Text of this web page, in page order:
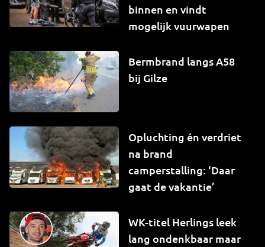
binnen en vindt
mogelijk vuurwapen
Bermbrand langs A58
bij Gilze
Opluchting én verdriet
na brand
camperstalling: ‘Daar
gaat de vakantie’
WK-titel Herlings leek
lang ondenkbaar maar